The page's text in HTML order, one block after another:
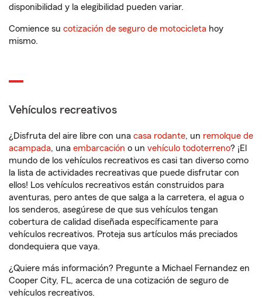
disponibilidad y la elegibilidad pueden variar.
Comience su cotización de seguro de motocicleta hoy
mismo.
Vehículos recreativos
¿Disfruta del aire libre con una casa rodante, un remolque de
acampada, una embarcación o un vehículo todoterreno? ¡El
mundo de los vehículos recreativos es casi tan diverso como
la lista de actividades recreativas que puede disfrutar con
ellos! Los vehículos recreativos están construidos para
aventuras, pero antes de que salga a la carretera, el agua o
los senderos, asegúrese de que sus vehículos tengan
cobertura de calidad diseñada específicamente para
vehículos recreativos. Proteja sus artículos más preciados
dondequiera que vaya.
¿Quiere más información? Pregunte a Michael Fernandez en
Cooper City, FL, acerca de una cotización de seguro de
vehículos recreativos.